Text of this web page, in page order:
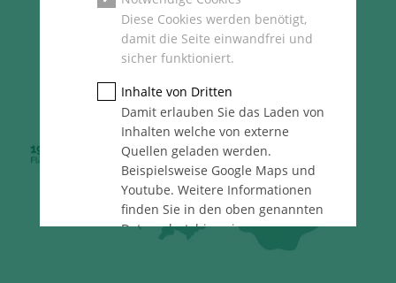
Diese Cookies werden benötigt,
damit die Seite einwandfrei und
sicher funktioniert.
Inhalte von Dritten
Damit erlauben Sie das Laden von
Inhalten welche von externe
Quellen geladen werden.
Beispielsweise Google Maps und
Youtube. Weitere Informationen
finden Sie in den oben genannten
Datenschutzhinweise.